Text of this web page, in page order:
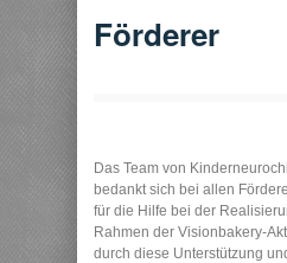
Förderer
Das Team von
bedankt sich bei allen
für die Hilfe bei der
Rahmen der Visionbakery-
durch diese Unterstützung